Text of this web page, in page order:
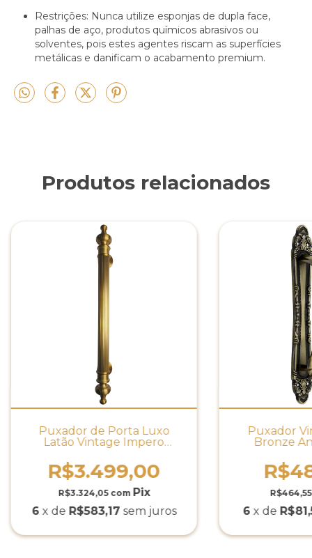
Restrições: Nunca utilize esponjas de dupla face,
palhas de aço, produtos químicos abrasivos ou
solventes, pois estes agentes riscam as superfícies
metálicas e danificam o acabamento premium.
Produtos relacionados
Puxador de Porta Luxo
Latão Vintage Impero
R$3.499,00
R$3.324,05 com
6 x de R$583,17 sem juros
Puxador
Bronze
6 x de